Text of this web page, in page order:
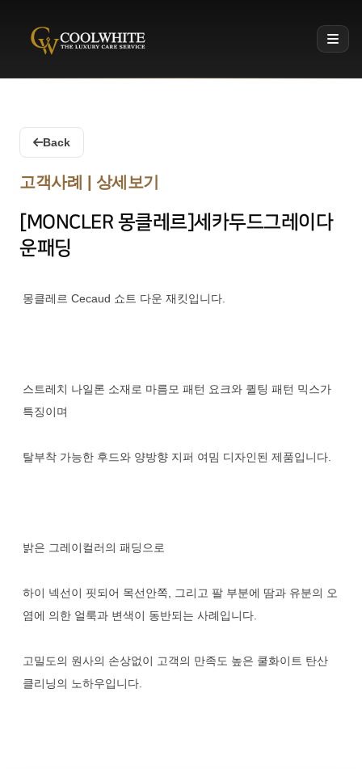
Coolwhite
Back
고객사례 | 상세보기
[MONCLER 몽클레르]세카두드그레이다
운패딩
몽클레르 Cecaud 쇼트 다운 재킷입니다.
스트레치 나일론 소재로 마름모 패턴 요크와 퀼팅 패턴 믹스가
특징이며
탈부착 가능한 후드와 양방향 지퍼 여밈 디자인된 제품입니다.
밝은 그레이컬러의 패딩으로
하이 넥선이 핏되어 목선안쪽, 그리고 팔 부분에 땀과 유분의 오
염에 의한 얼룩과 변색이 동반되는 사례입니다.
고밀도의 원사의 손상없이 고객의 만족도 높은 쿨화이트 탄산
클리닝의 노하우입니다.